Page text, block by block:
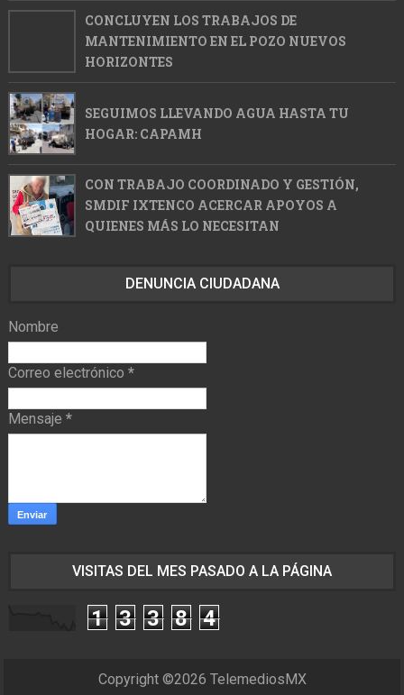
CONCLUYEN LOS TRABAJOS DE
MANTENIMIENTO EN EL POZO NUEVOS
HORIZONTES
SEGUIMOS LLEVANDO AGUA HASTA TU
HOGAR: CAPAMH
CON TRABAJO COORDINADO Y GESTIÓN,
SMDIF IXTENCO ACERCAR APOYOS A
QUIENES MÁS LO NECESITAN
DENUNCIA CIUDADANA
Nombre
Correo electrónico *
Mensaje *
VISITAS DEL MES PASADO A LA PÁGINA
1 3 3 8 4
Copyright ©2026 TelemediosMX